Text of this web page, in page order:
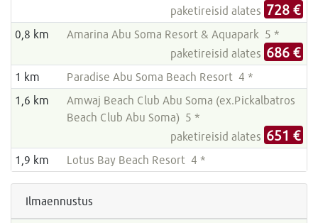
paketireisid alates 728 €
0,8 km
Amarina Abu Soma Resort & Aquapark 5 *
paketireisid alates 686 €
1 km
Paradise Abu Soma Beach Resort 4 *
1,6 km
Amwaj Beach Club Abu Soma (ex.Pickalbatros
Beach Club Abu Soma) 5 *
paketireisid alates 651 €
1,9 km Lotus Bay Beach Resort 4 *
Ilmaennustus